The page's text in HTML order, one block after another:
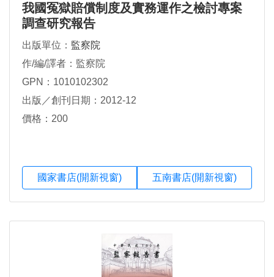
我國冤獄賠償制度及實務運作之檢討專案
調查研究報告
出版單位： 監察院
作/編/譯者：監察院
GPN：1010102302
出版／創刊日期：2012-12
價格：200
國家書店(開新視窗) 五南書店(開新視窗)